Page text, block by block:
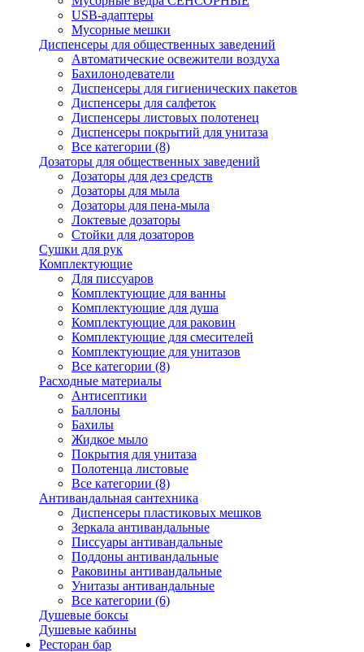
USB-адаптеры
Мусорные мешки
Диспенсеры для общественных заведений
Автоматические освежители воздуха
Бахилонодеватели
Диспенсеры для гигиенических пакетов
Диспенсеры для салфеток
Диспенсеры листовых полотенец
Диспенсеры покрытий для унитаза
Все категории (8)
Дозаторы для общественных заведений
Дозаторы для дез средств
Дозаторы для мыла
Дозаторы для пена-мыла
Локтевые дозаторы
Стойки для дозаторов
Сушки для рук
Комплектующие
Для писсуаров
Комплектующие для ванны
Комплектующие для душа
Комплектующие для раковин
Комплектующие для смесителей
Комплектующие для унитазов
Все категории (8)
Расходные материалы
Антисептики
Баллоны
Бахилы
Жидкое мыло
Покрытия для унитаза
Полотенца листовые
Все категории (8)
Антивандальная сантехника
Диспенсеры пластиковых мешков
Зеркала антивандальные
Писсуары антивандальные
Поддоны антивандальные
Раковины антивандальные
Унитазы антивандальные
Все категории (6)
Душевые боксы
Душевые кабины
Ресторан бар